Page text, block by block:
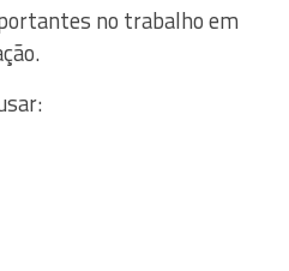
no trabalho em